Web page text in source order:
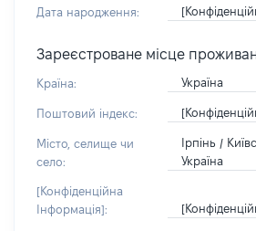
Дата народження:
Зареєстроване місце
Країна: Україна
Поштовий індекс:
Місто, селище чи
село:
Ірпінь /
Україна
[Конфіденційна
Інформація]: